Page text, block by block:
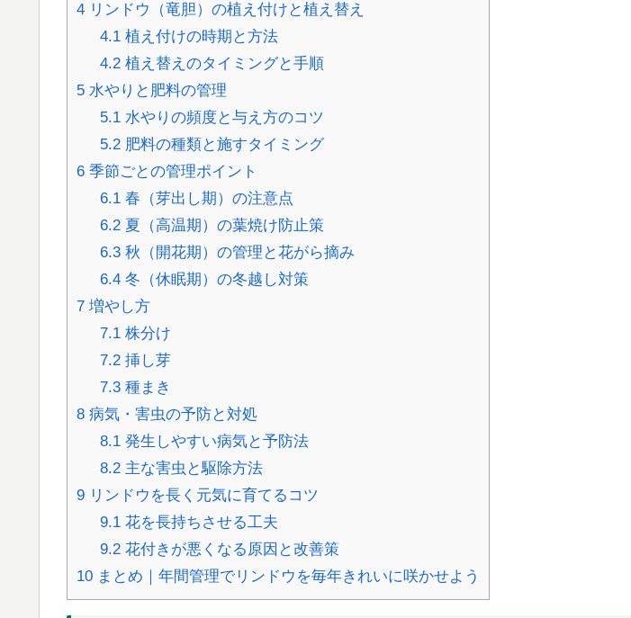
4 リンドウ（竜胆）の植え付けと植え替え
4.1植え付けの時期と方法
4.2植え替えのタイミングと手順
5 水やりと肥料の管理
5.1水やりの頻度と与え方のコツ
5.2肥料の種類と施すタイミング
6 季節ごとの管理ポイント
6.1春（芽出し期）の注意点
6.2夏（高温期）の葉焼け防止策
6.3秋（開花期）の管理と花がら摘み
6.4冬（休眠期）の冬越し対策
7 増やし方
7.1株分け
7.2挿し芽
7.3種まき
8 病気・害虫の予防と対処
8.1発生しやすい病気と予防法
8.2主な害虫と駆除方法
9 リンドウを長く元気に育てるコツ
9.1花を長持ちさせる工夫
9.2花付きが悪くなる原因と改善策
10 まとめ｜年間管理でリンドウを毎年きれいに咲かせよう